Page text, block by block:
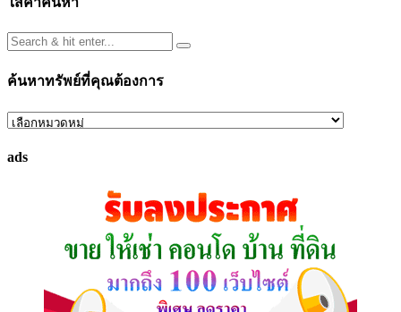
ค้นหาทรัพย์ที่คุณต้องการ
ค้นหา
ที่
ads